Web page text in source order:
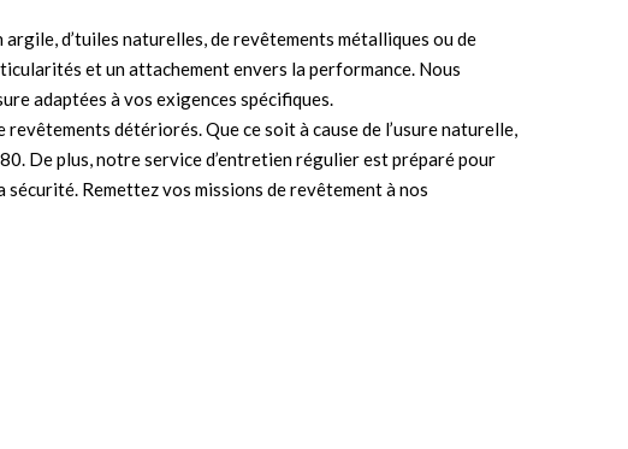
d’tuiles naturelles, de revêtements métalliques ou de
et un attachement envers la performance. Nous
adaptées à vos exigences spécifiques.
détériorés. Que ce soit à cause de l’usure naturelle,
De plus, notre service d’entretien régulier est préparé pour
Remettez vos missions de revêtement à nos